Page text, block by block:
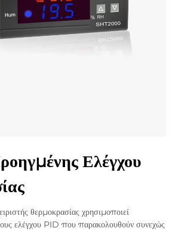
Ελέγχου
θερμοκρασίας χρησιμοποιεί
ελέγχου PID που παρακολουθούν συνεχώς